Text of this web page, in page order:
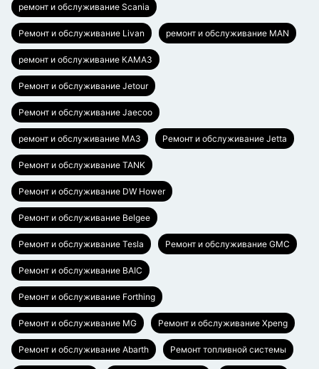
ремонт и обслуживание Scania
Ремонт и обслуживание Livan ремонт и обслуживание MAN
ремонт и обслуживание КАМАЗ
Ремонт и обслуживание Jetour
Ремонт и обслуживание Jaecoo
ремонт и обслуживание МАЗ Ремонт и обслуживание Jetta
Ремонт и обслуживание TANK
Ремонт и обслуживание DW Hower
Ремонт и обслуживание Belgee
Ремонт и обслуживание Tesla Ремонт и обслуживание GMC
Ремонт и обслуживание BAIC
Ремонт и обслуживание Forthing
Ремонт и обслуживание MG Ремонт и обслуживание Xpeng
Ремонт и обслуживание Abarth Ремонт топливной системы